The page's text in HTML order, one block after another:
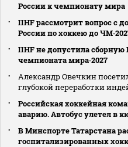
России к чемпионату мира
IIHF рассмотрит вопрос с
России по хоккею до
IIHF не допустила сборную
чемпионата мира‑2027
Александр Овечкин
глубокой переработки
Российская хоккейная
аварию. Автобус улетел в
В Минспорте Татарстана
госпитализированных